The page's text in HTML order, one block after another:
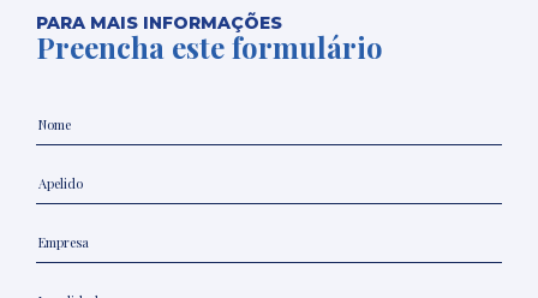
PARA MAIS INFORMAÇÕES
Preencha este formulário